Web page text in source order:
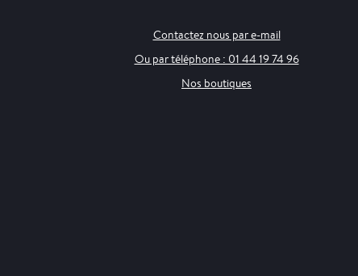
Contactez nous par e-mail
Ou par téléphone : 01 44 19 74 96
Nos boutiques